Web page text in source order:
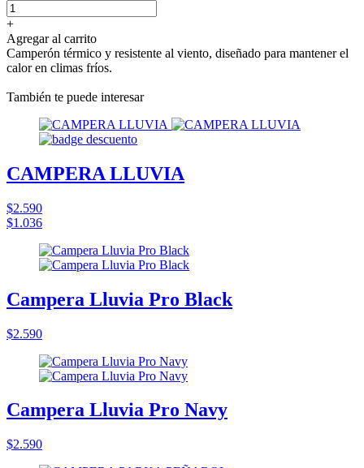
+
Agregar al carrito
Camperón térmico y resistente al viento, diseñado para mantener el
calor en climas fríos.
También te puede interesar
CAMPERA LLUVIA
$2.590
$1.036
Campera Lluvia Pro Black
$2.590
Campera Lluvia Pro Navy
$2.590